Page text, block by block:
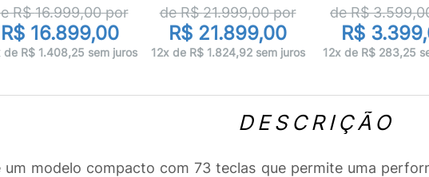
R$16.999,00por
R$ 16.899,00
de R$ 1.408,25 sem juros
de R$21.999,00por
R$ 21.899,00
12x de R$ 1.824,92 sem juros
de R$
R$
12x de R$ 283,25
DESCRIÇÃO
um modelo compacto com 73 teclas que permite uma